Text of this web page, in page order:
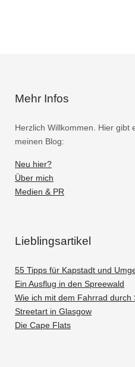
Mehr Infos
Herzlich Willkommen. Hier gibt
meinen Blog:
Neu hier?
Über mich
Medien & PR
Lieblingsartikel
55 Tipps für Kapstadt und
Ein Ausflug in den Spreewald
Wie ich mit dem Fahrrad durch
Streetart in Glasgow
Die Cape Flats